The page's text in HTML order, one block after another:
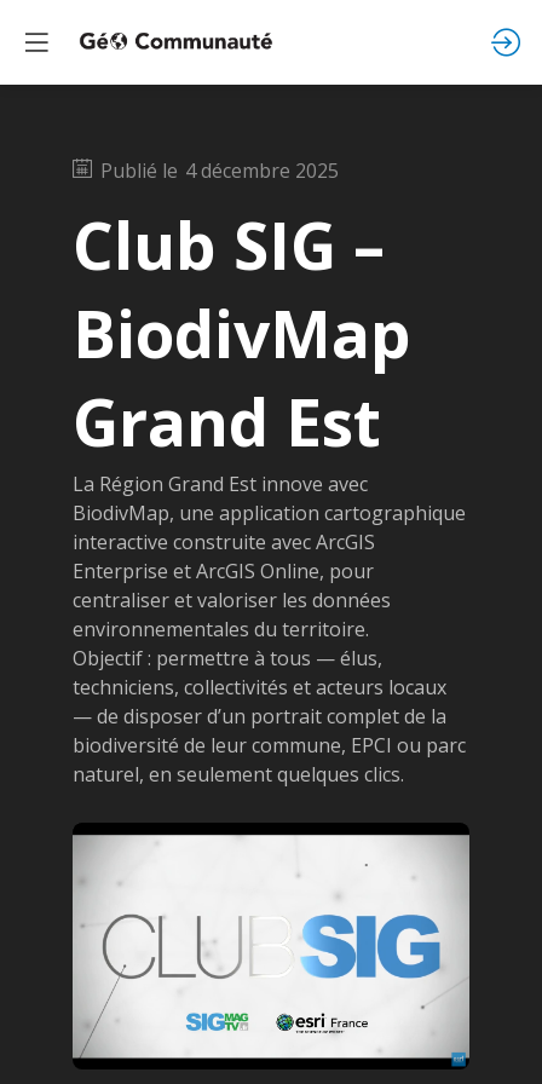
Publié le 4 décembre 2025
Club SIG –
BiodivMap
Grand Est
La Région Grand Est innove avec
BiodivMap, une application cartographique
interactive construite avec ArcGIS
Enterprise et ArcGIS Online, pour
centraliser et valoriser les données
environnementales du territoire.
Objectif : permettre à tous — élus,
techniciens, collectivités et acteurs locaux
— de disposer d’un portrait complet de la
biodiversité de leur commune, EPCI ou parc